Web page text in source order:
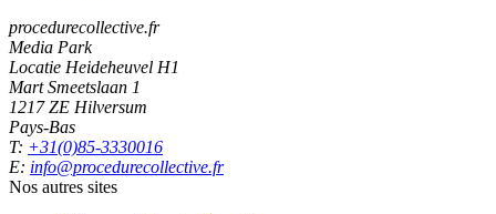
procedurecollective.fr
Media Park
Locatie Heideheuvel H1
Mart Smeetslaan 1
1217 ZE Hilversum
Pays-Bas
T: +31(0)85-3330016
E: info@procedurecollective.fr
Nos autres sites